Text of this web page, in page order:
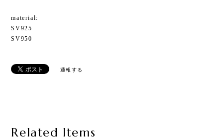
material:
SV925
SV950
通報する
Related Items